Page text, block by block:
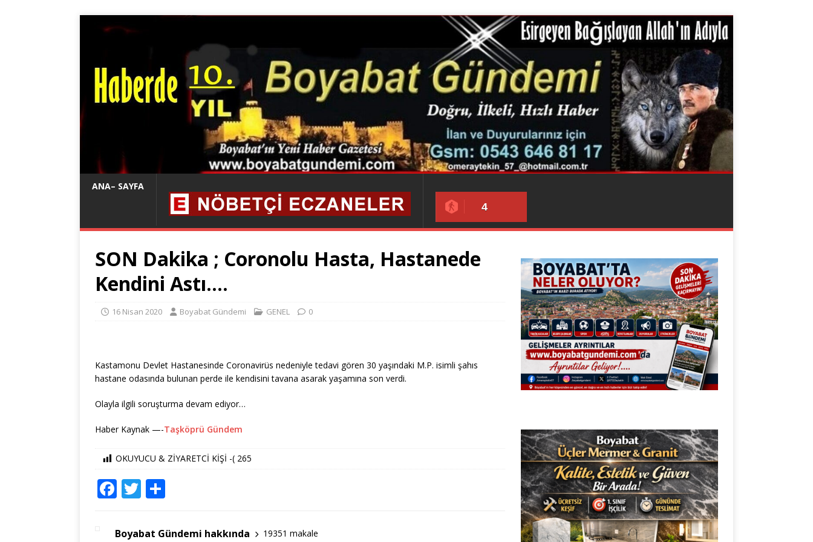
ANA– SAYFA
4
SON Dakika ; Coronolu Hasta, Hastanede
Kendini Astı….
16 Nisan 2020 Boyabat Gündemi GENEL 0
Kastamonu Devlet Hastanesinde Coronavirüs nedeniyle tedavi gören 30 yaşındaki M.P. isimli şahıs
hastane odasında bulunan perde ile kendisini tavana asarak yaşamına son verdi.
Olayla ilgili soruşturma devam ediyor…
Haber Kaynak —-Taşköprü Gündem
OKUYUCU & ZİYARETCİ KİŞİ -( 265
F
a
c
T
w
it ar
Boyabat Gündemi hakkında 19351 makale